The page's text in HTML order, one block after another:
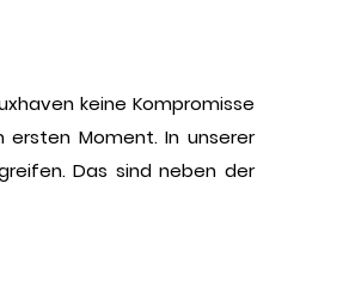
keine Kompromisse
Moment. In unserer
Das sind neben der